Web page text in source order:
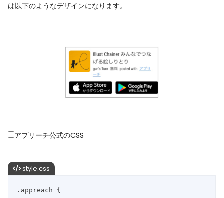
は以下のようなデザインになります。
アプリーチ公式のCSS
style.css
.appreach {